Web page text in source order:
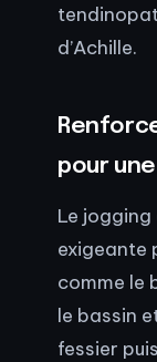
d’Achille.
pour
Le
exigeante
comme le
le bassin
fessier